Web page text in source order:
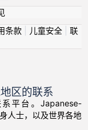
条款| 儿童安全| 联
区的联系
平台。Japanese-
人士，以及世界各地